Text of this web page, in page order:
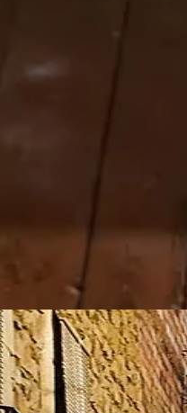
antics ben
troba un carrer
edificis amb brancals
estat de conservació i
avui, un testimoni